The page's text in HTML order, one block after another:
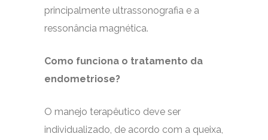
principalmente ultrassonografia e a
ressonância magnética.
Como funciona o tratamento da
endometriose?
O manejo terapêutico deve ser
individualizado, de acordo com a queixa,